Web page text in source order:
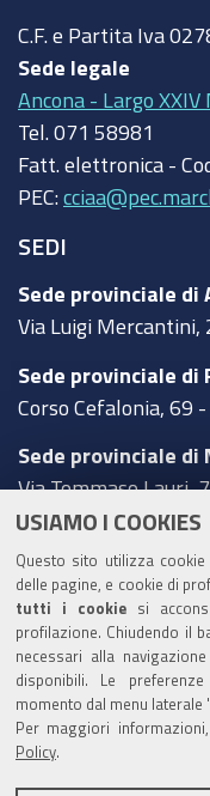
USIAMO I COOKIES
Questo sito utilizza
delle pagine, e cookie di
tutti i cookie si
profilazione. Chiudendo il
necessari alla
disponibili. Le
momento dal menu laterale
Per maggiori
Policy
C.F. e Partita Iva
Sede legale
Ancona - Largo
Tel. 071 58981
Fatt. elettronica -
PEC:
SEDI
Sede provinciale di
Via Luigi Mercantini,
Sede provinciale di
Corso Cefalonia, 69
Sede provinciale di
Via Tommaso Lauri,
Sede provinciale di
Corso XI Settembre,
3571
TRASPARENZA
Amministrazione
Statistiche Web